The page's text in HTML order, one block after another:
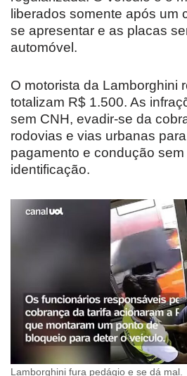
liberados somente após um
se apresentar e as placas
automóvel.
O motorista da Lamborghini
totalizam R$ 1.500. As
sem CNH, evadir-se da
rodovias e vias urbanas
pagamento e condução
identificação.
Lamborghini fura pedágio e se dá mal.